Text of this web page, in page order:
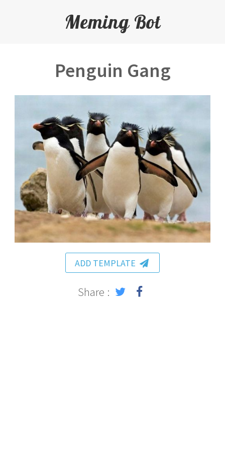
Meming Bot
Penguin Gang
ADD TEMPLATE
Share :